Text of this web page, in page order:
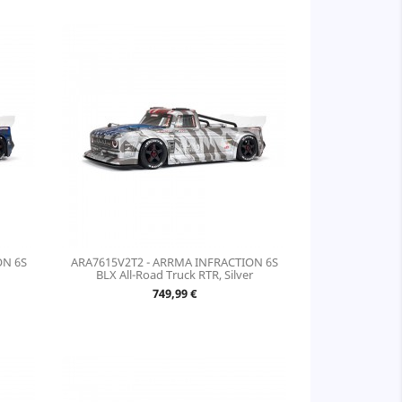
6S ARA7615V2T2 - ARRMA INFRACTION 6S
BLX All-Road Truck RTR, Silver
Prix
749,99 €